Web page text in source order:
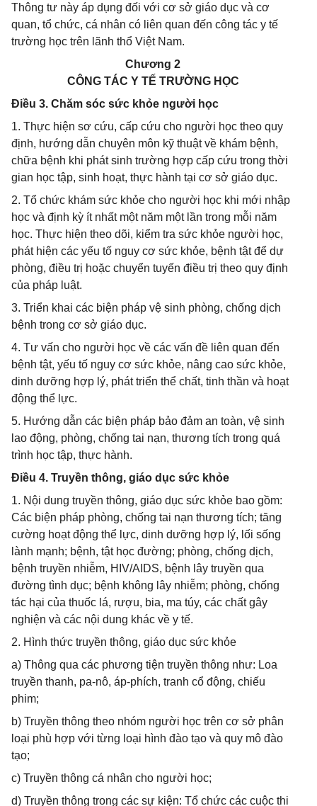
Thông tư này áp dụng đối với cơ sở giáo dục và cơ
quan, tổ chức, cá nhân có liên quan đến công tác y tế
trường học trên lãnh thổ Việt Nam.
Chương 2
CÔNG TÁC Y TẾ TRƯỜNG HỌC
Điều 3. Chăm sóc sức khỏe người học
1. Thực hiện sơ cứu, cấp cứu cho người học theo quy
định, hướng dẫn chuyên môn kỹ thuật về khám bệnh,
chữa bệnh khi phát sinh trường hợp cấp cứu trong thời
gian học tập, sinh hoạt, thực hành tại cơ sở giáo dục.
2. Tổ chức khám sức khỏe cho người học khi mới nhập
học và định kỳ ít nhất một năm một lần trong mỗi năm
học. Thực hiện theo dõi, kiểm tra sức khỏe người học,
phát hiện các yếu tố nguy cơ sức khỏe, bệnh tật để dự
phòng, điều trị hoặc chuyển tuyến điều trị theo quy định
của pháp luật.
3. Triển khai các biện pháp vệ sinh phòng, chống dịch
bệnh trong cơ sở giáo dục.
4. Tư vấn cho người học về các vấn đề liên quan đến
bệnh tật, yếu tố nguy cơ sức khỏe, nâng cao sức khỏe,
dinh dưỡng hợp lý, phát triển thể chất, tinh thần và hoạt
động thể lực.
5. Hướng dẫn các biện pháp bảo đảm an toàn, vệ sinh
lao động, phòng, chống tai nạn, thương tích trong quá
trình học tập, thực hành.
Điều 4. Truyền thông, giáo dục sức khỏe
1. Nội dung truyền thông, giáo dục sức khỏe bao gồm:
Các biện pháp phòng, chống tai nạn thương tích; tăng
cường hoạt động thể lực, dinh dưỡng hợp lý, lối sống
lành mạnh; bệnh, tật học đường; phòng, chống dịch,
bệnh truyền nhiễm, HIV/AIDS, bệnh lây truyền qua
đường tình dục; bệnh không lây nhiễm; phòng, chống
tác hại của thuốc lá, rượu, bia, ma túy, các chất gây
nghiện và các nội dung khác về y tế.
2. Hình thức truyền thông, giáo dục sức khỏe
a) Thông qua các phương tiện truyền thông như: Loa
truyền thanh, pa-nô, áp-phích, tranh cổ động, chiếu
phim;
b) Truyền thông theo nhóm người học trên cơ sở phân
loại phù hợp với từng loại hình đào tạo và quy mô đào
tạo;
c) Truyền thông cá nhân cho người học;
d) Truyền thông trong các sự kiện: Tổ chức các cuộc thi